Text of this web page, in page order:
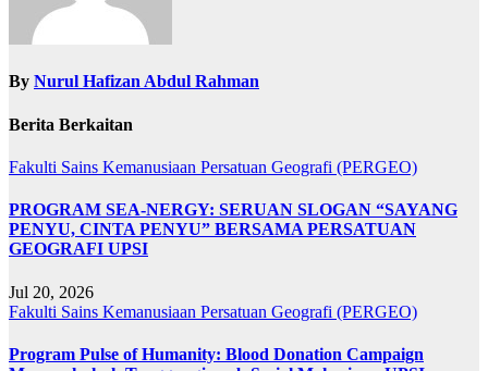
By Nurul Hafizan Abdul Rahman
Berita Berkaitan
Fakulti Sains Kemanusiaan Persatuan Geografi (PERGEO)
PROGRAM SEA-NERGY: SERUAN SLOGAN “SAYANG
PENYU, CINTA PENYU” BERSAMA PERSATUAN
GEOGRAFI UPSI
Jul 20, 2026
Fakulti Sains Kemanusiaan Persatuan Geografi (PERGEO)
Program Pulse of Humanity: Blood Donation Campaign